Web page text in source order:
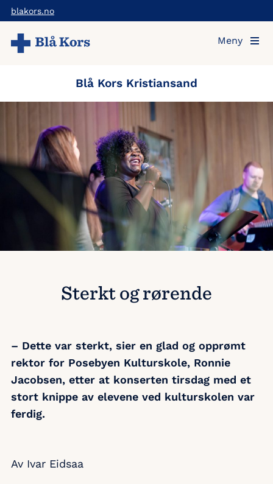
Hopp
til
hovedinnholdet
blakors.no
Meny
Blå Kors Kristiansand
Sterkt og rørende
– Dette var sterkt, sier en glad og opprømt
rektor for Posebyen Kulturskole, Ronnie
Jacobsen, etter at konserten tirsdag med et
stort knippe av elevene ved kulturskolen var
ferdig.
Av Ivar Eidsaa